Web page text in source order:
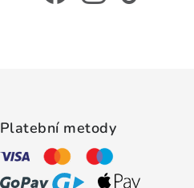
Platební metody